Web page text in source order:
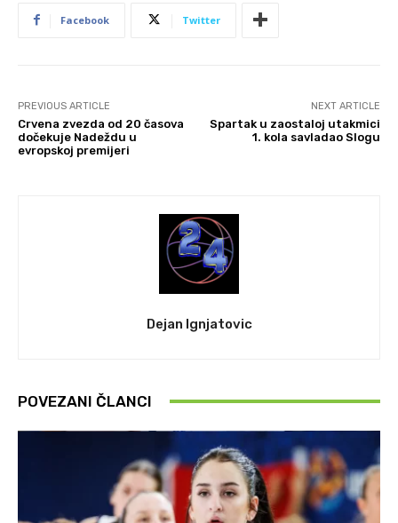
Facebook Twitter
PREVIOUS ARTICLE
Crvena zvezda od 20 časova
dočekuje Nadeždu u
evropskoj premijeri
NEXT ARTICLE
Spartak u zaostaloj utakmici
1. kola savladao Slogu
Dejan Ignjatovic
POVEZANI ČLANCI